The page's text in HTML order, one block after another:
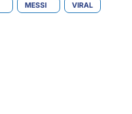
MESSI VIRAL